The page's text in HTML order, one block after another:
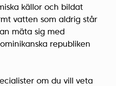
källor och bildat
vatten som aldrig står
mäta sig med
republiken
om du vill veta